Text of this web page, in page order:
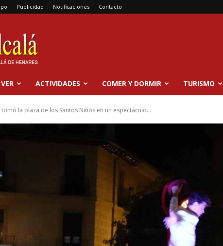
Publicidad Notificaciones Contacto
ACTIVIDADES COMER Y DORMIR TURISMO
la plaza de los Santos Niños en un espectáculo...